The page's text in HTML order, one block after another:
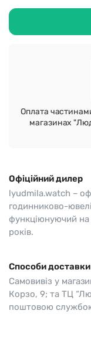
Оплата
магазинах
Офіційний дилер
lyudmila.watch –
годинниково-
функціюнуючий
років.
Способи доставки
Самовивіз у
Корзо, 9; та ТЦ
поштовою